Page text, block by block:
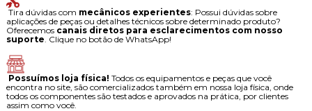
Tira dúvidas com mecânicos experientes: Possui dúvidas sobre
aplicações de peças ou detalhes técnicos sobre determinado produto?
Oferecemos canais diretos para esclarecimentos com nosso
suporte . Clique no botão de WhatsApp!
Possuímos loja física! Todos os equipamentos e peças que você
encontra no site, são comercializados também em nossa loja física, onde
todos os componentes são testados e aprovados na prática, por clientes
assim como você.